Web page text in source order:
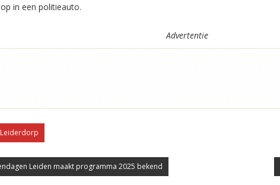
in een politieauto.
Advertentie
Leiderdorp
Leiden maakt programma 2025 bekend